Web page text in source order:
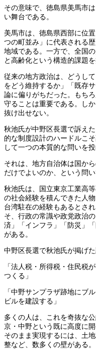
その意味で、徳島県美馬市
い舞台である。
美馬市は、徳島県西部に位
つの町並み」に代表される
地域である。一方で、全国
と高齢化という構造的課題を
従来の地方政治は、どうし
をどう維持するか」「既存
論に偏りがちだった。もち
守ることは重要である。し
抜け出せない。
秋池氏が中野区長選で訴え
的な制度設計のハードルこ
して一つの本質的な問いを投
それは、地方自治体は国か
だけでよいのか、という問い
秋池氏は、国立東京工業高
の社会経験を積んできた人
台湾駐在の経験もあるとさ
そ、行政の常識や政党政治
済」「インフラ」「防災」
がある。
中野区長選で秋池氏が掲げ
「法人税・所得税・住民税
つくる」
「中野サンプラザ跡地にブ
ビルを建設する」
多くの人は、これを奇抜な
京・中野という既に高度に
そのまま実現するには、土
整など、数多くの壁がある。